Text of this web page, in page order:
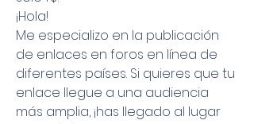
¡Hola!
Me especializo en la publicación
de enlaces en foros en línea de
diferentes países. Si quieres que tu
enlace llegue a una audiencia
más amplia, ¡has llegado al lugar